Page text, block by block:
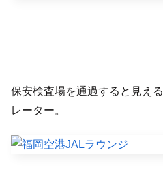
保安検査場を通過すると見え
レーター。